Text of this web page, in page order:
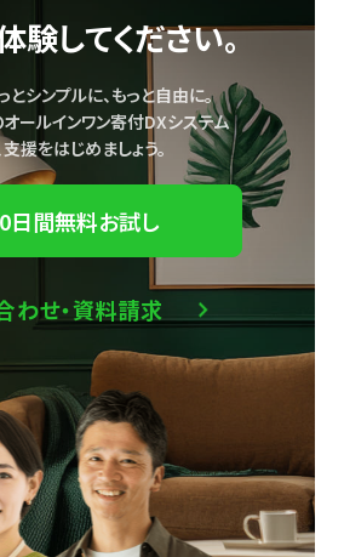
験してください。
とシンプルに、もっと自由に。
ールインワン寄付DXシステム
支援をはじめましょう。
日間無料お試し
わせ・資料請求